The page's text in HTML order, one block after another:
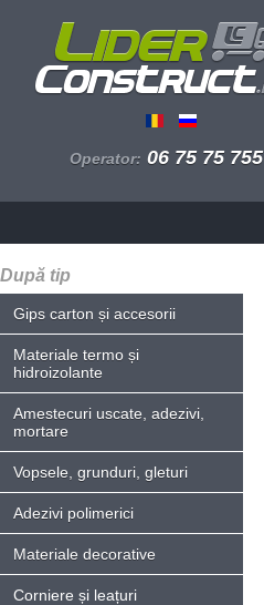
Operator: 06 75 75 755
După tip
Gips carton și accesorii
Materiale termo și
hidroizolante
Amestecuri uscate, adezivi,
mortare
Vopsele, grunduri, gleturi
Adezivi polimerici
Materiale decorative
Corniere și leațuri